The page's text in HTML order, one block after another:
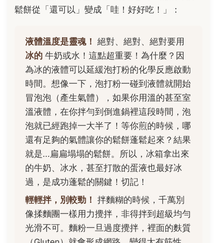
鬆餅從「還可以」變成「哇！好好吃！」：
液體溫度是靈魂！ 絕對、絕對、絕對要用
冰的 牛奶或水！這點超重要！為什麼？因
為冰的液體可以延緩泡打粉的化學反應啟動
時間。想像一下，泡打粉一碰到液體就開始
冒泡泡（產生氣體），如果你用溫的甚至室
溫液體，在你拌勻到倒進鍋裡這段時間，泡
泡就已經跑掉一大半了！等你煎的時候，哪
還有足夠的氣體讓你的鬆餅蓬鬆起來？結果
就是...扁扁塌塌的鬆餅。所以，冰箱拿出來
的牛奶、冰水，甚至打散的蛋液也最好冰
過，是成功蓬鬆的關鍵！切記！
輕輕拌，別較勁！ 拌麵糊的時候，千萬別
像揉麵團一樣用力攪拌，非得拌到超級均勻
光滑不可。麵粉一旦過度攪拌，裡面的麩質